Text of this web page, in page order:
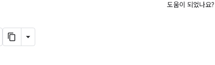
도움이 되었나요?